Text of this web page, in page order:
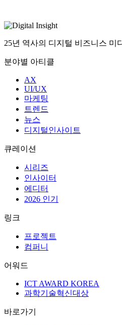
25년 역사의 디지털 비즈니스 미
분야별 아티클
AX
UI/UX
마케팅
트렌드
뉴스
디지털인사이트
큐레이션
시리즈
인사이터
에디터
2026 인기
링크
프로젝트
컴퍼니
어워드
ICT AWARD KOREA
과학기술혁신대상
바로가기